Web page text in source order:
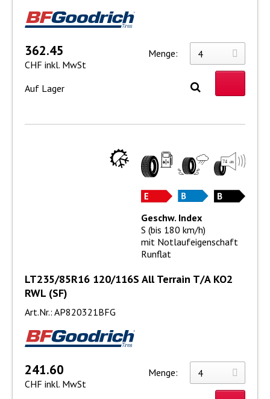
362.45
CHF inkl. MwSt
Menge:
Auf Lager
LT235/85R16 120/116S All Terrain T/A KO2
RWL (SF)
Art.Nr.: AP820321BFG
Geschw. Index
S (bis 180 km/h)
mit Notlaufeigenschaft
Runflat
241.60
CHF inkl. MwSt
Menge: